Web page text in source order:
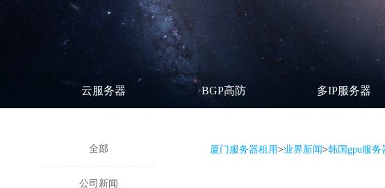
云服务器 BGP高防 多IP服务器
全部
公司新闻
厦门服务器租用>业界新闻>韩国gpu服务